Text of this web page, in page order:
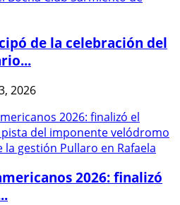
de la celebración del
2026
2026: finalizó